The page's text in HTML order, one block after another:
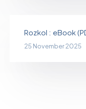
Rozkol : eBook
25 November 2025